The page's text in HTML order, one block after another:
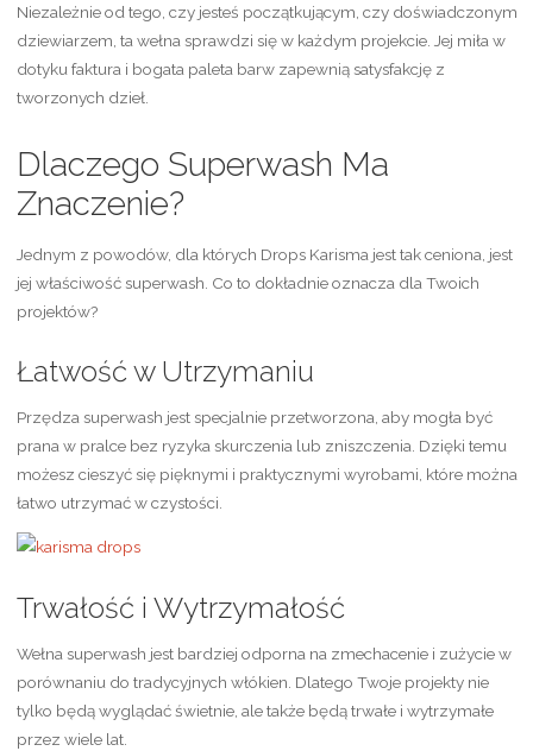
Niezależnie od tego, czy jesteś początkującym, czy doświadczonym
dziewiarzem, ta wełna sprawdzi się w każdym projekcie. Jej miła w
dotyku faktura i bogata paleta barw zapewnią satysfakcję z
tworzonych dzieł.
Dlaczego Superwash Ma
Znaczenie?
Jednym z powodów, dla których Drops Karisma jest tak ceniona, jest
jej właściwość superwash. Co to dokładnie oznacza dla Twoich
projektów?
Łatwość w Utrzymaniu
Przędza superwash jest specjalnie przetworzona, aby mogła być
prana w pralce bez ryzyka skurczenia lub zniszczenia. Dzięki temu
możesz cieszyć się pięknymi i praktycznymi wyrobami, które można
łatwo utrzymać w czystości.
Trwałość i Wytrzymałość
Wełna superwash jest bardziej odporna na zmechacenie i zużycie w
porównaniu do tradycyjnych włókien. Dlatego Twoje projekty nie
tylko będą wyglądać świetnie, ale także będą trwałe i wytrzymałe
przez wiele lat.